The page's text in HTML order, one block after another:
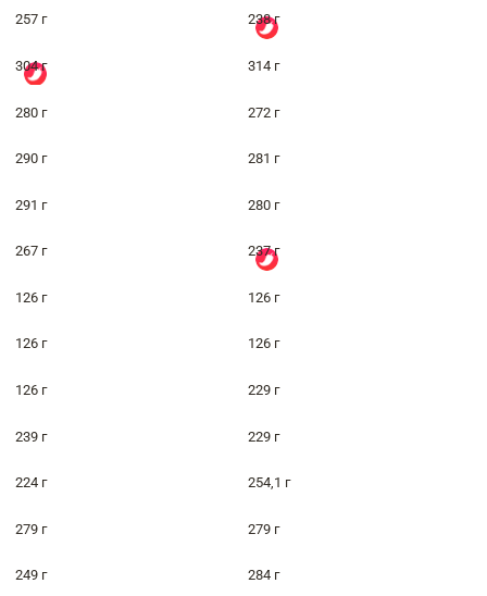
257 г 238 г
304 г 314 г
280 г 272 г
290 г 281 г
291 г 280 г
267 г 237 г
126 г 126 г
126 г 126 г
126 г 229 г
239 г 229 г
224 г 254,1 г
279 г 279 г
249 г 284 г